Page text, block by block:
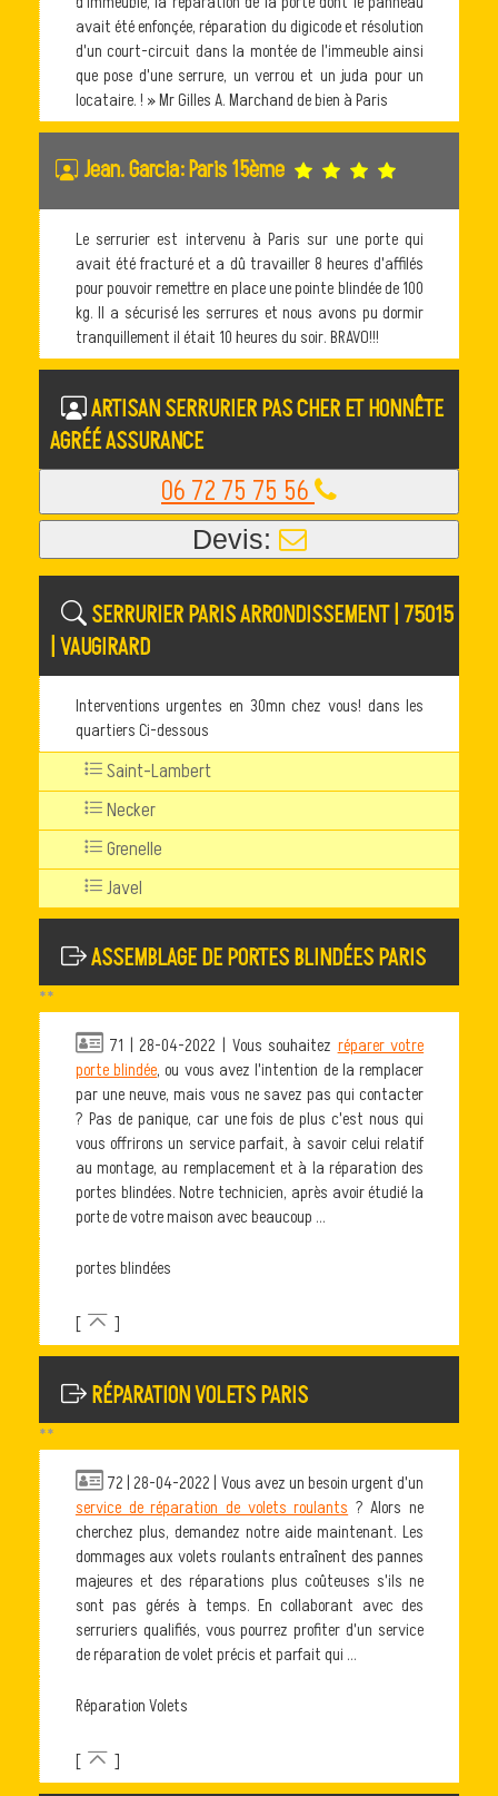
avait été enfonçée, réparation du digicode et résolution
d'un court-circuit dans la montée de l'immeuble ainsi
que pose d'une serrure, un verrou et un juda pour un
locataire. ! » Mr Gilles A. Marchand de bien à Paris
Jean. Garcia: Paris 15ème
Le serrurier est intervenu à Paris sur une porte qui
avait été fracturé et a dû travailler 8 heures d'affilés
pour pouvoir remettre en place une pointe blindée de 100
kg. Il a sécurisé les serrures et nous avons pu dormir
tranquillement il était 10 heures du soir. BRAVO!!!
ARTISAN SERRURIER PAS CHER ET HONNÊTE
AGRÉÉ ASSURANCE
06 72 75 75 56
Devis:
SERRURIER PARIS ARRONDISSEMENT | 75015
| VAUGIRARD
Interventions urgentes en 30mn chez vous! dans les
quartiers Ci-dessous
Saint-Lambert
Necker
Grenelle
Javel
ASSEMBLAGE DE PORTES BLINDÉES PARIS
**
71 | 28-04-2022 | Vous souhaitez réparer votre
porte blindée, ou vous avez l'intention de la remplacer
par une neuve, mais vous ne savez pas qui contacter
? Pas de panique, car une fois de plus c'est nous qui
vous offrirons un service parfait, à savoir celui relatif
au montage, au remplacement et à la réparation des
portes blindées. Notre technicien, après avoir étudié la
porte de votre maison avec beaucoup ...
portes blindées
[ ]
RÉPARATION VOLETS PARIS
**
72 | 28-04-2022 | Vous avez un besoin urgent d'un
service de réparation de volets roulants ? Alors ne
cherchez plus, demandez notre aide maintenant. Les
dommages aux volets roulants entraînent des pannes
majeures et des réparations plus coûteuses s'ils ne
sont pas gérés à temps. En collaborant avec des
serruriers qualifiés, vous pourrez profiter d'un service
de réparation de volet précis et parfait qui ...
Réparation Volets
[ ]